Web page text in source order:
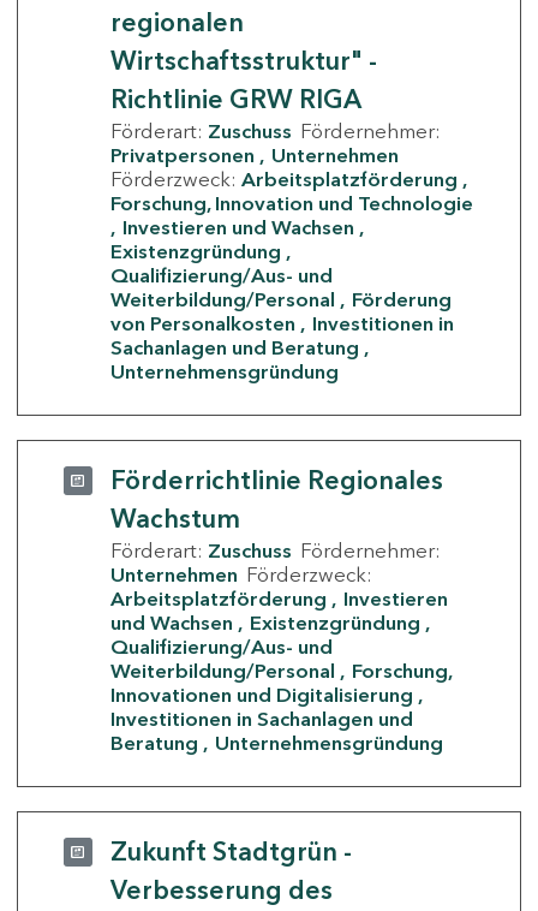
regionalen
Wirtschaftsstruktur" -
Richtlinie GRW RIGA
Förderart: Zuschuss Fördernehmer:
Privatpersonen
Unternehmen
Förderzweck: Arbeitsplatzförderung
Forschung, Innovation und Technologie
Investieren und Wachsen
Existenzgründung
Qualifizierung/Aus- und
Weiterbildung/Personal
Förderung
von Personalkosten
Investitionen in
Sachanlagen und Beratung
Unternehmensgründung
Förderrichtlinie Regionales
Wachstum
Förderart: Zuschuss Fördernehmer:
Unternehmen Förderzweck:
Arbeitsplatzförderung
Investieren
und Wachsen
Existenzgründung
Qualifizierung/Aus- und
Weiterbildung/Personal
Forschung,
Innovationen und Digitalisierung
Investitionen in Sachanlagen und
Beratung
Unternehmensgründung
Zukunft Stadtgrün -
Verbesserung des